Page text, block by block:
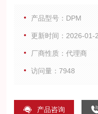
宽(从0.1um~>10um)，
产品型号：DPM
更新时间：2026-01-
厂商性质：代理商
访问量：7948
产品咨询